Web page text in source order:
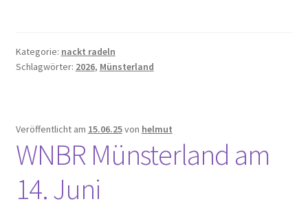
Kategorie: nackt radeln
Schlagwörter: 2026, Münsterland
Veröffentlicht am 15.06.25von helmut
WNBR Münsterland am
14. Juni